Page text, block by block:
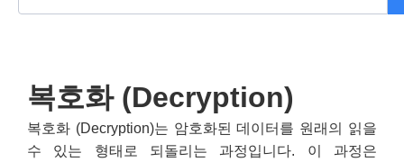
복호화 (Decryption)
복호화 (Decryption)는 암호화된 데이터를 원래의 읽을
수 있는 형태로 되돌리는 과정입니다. 이 과정은